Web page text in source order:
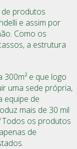
produtos
e assim por
Como os
a estrutura
300m² e que logo
uma sede própria,
equipe de
mais de 30 mil
Todos os produtos
de